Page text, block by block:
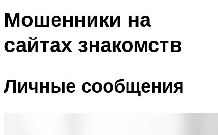
Мошенники на
сайтах знакомств
Личные сообщения